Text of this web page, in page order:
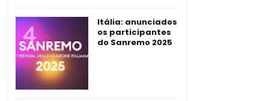
Itália: anunciados
os participantes
do Sanremo 2025